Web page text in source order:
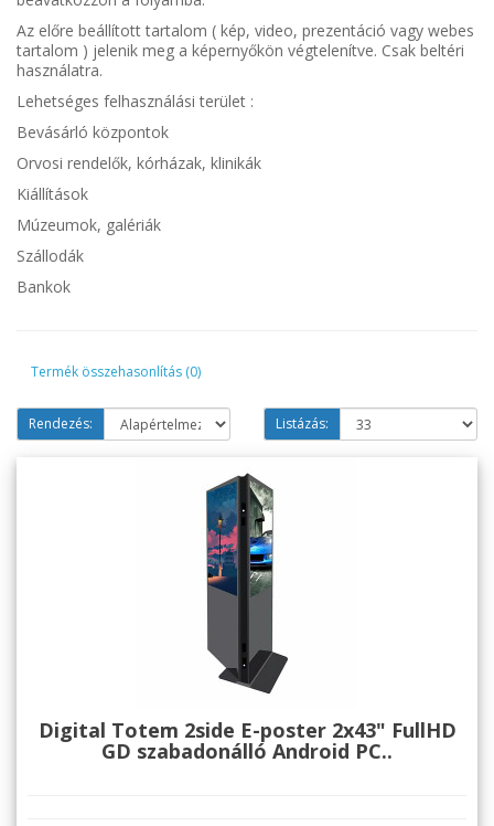
Az előre beállított tartalom ( kép, video, prezentáció vagy webes
tartalom ) jelenik meg a képernyőkön végtelenítve. Csak beltéri
használatra.
Lehetséges felhasználási terület :
Bevásárló központok
Orvosi rendelők, kórházak, klinikák
Kiállítások
Múzeumok, galériák
Szállodák
Bankok
Termék összehasonlítás (0)
Rendezés: Listázás:
Digital Totem 2side E-poster 2x43" FullHD
GD szabadonálló Android PC..